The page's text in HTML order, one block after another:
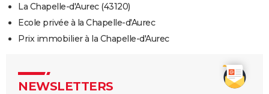
La Chapelle-d'Aurec (43120)
Ecole privée à la Chapelle-d'Aurec
Prix immobilier à la Chapelle-d'Aurec
NEWSLETTERS